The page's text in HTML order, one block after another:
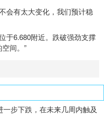
会有太大变化，我们预计稳
于6.680附近。跌破强劲支撑
间。”
步下跌，在未来几周内触及